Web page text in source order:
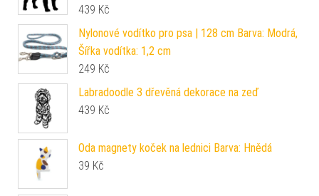
439 Kč
Nylonové vodítko pro psa | 128 cm Barva: Modrá,
Šířka vodítka: 1,2 cm
249 Kč
Labradoodle 3 dřevěná dekorace na zeď
439 Kč
Oda magnety koček na lednici Barva: Hnědá
39 Kč